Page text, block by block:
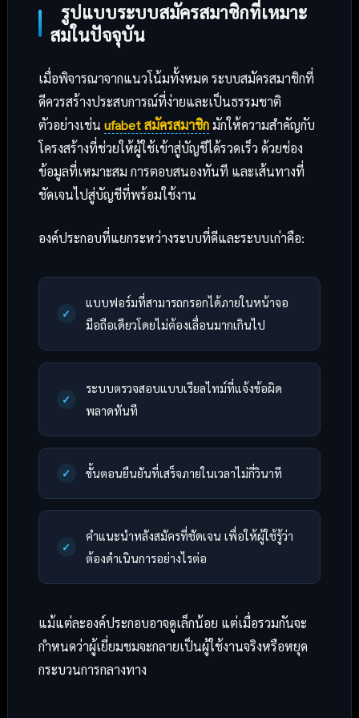
รูปแบบระบบสมัครสมาชิกที่เหมาะ
สมในปัจจุบัน
เมื่อพิจารณาจากแนวโน้มทั้งหมด ระบบสมัครสมาชิกที่
ดีควรสร้างประสบการณ์ที่ง่ายและเป็นธรรมชาติ
ตัวอย่างเช่นufabet สมัครสมาชิกมักให้ความสำคัญกับ
โครงสร้างที่ช่วยให้ผู้ใช้เข้าสู่บัญชีได้รวดเร็ว ด้วยช่อง
ข้อมูลที่เหมาะสม การตอบสนองทันที และเส้นทางที่
ชัดเจนไปสู่บัญชีที่พร้อมใช้งาน
องค์ประกอบที่แยกระหว่างระบบที่ดีและระบบเก่าคือ:
แบบฟอร์มที่สามารถกรอกได้ภายในหน้าจอ
มือถือเดียวโดยไม่ต้องเลื่อนมากเกินไป
ระบบตรวจสอบแบบเรียลไทม์ที่แจ้งข้อผิด
พลาดทันที
ขั้นตอนยืนยันที่เสร็จภายในเวลาไม่กี่วินาที
คำแนะนำหลังสมัครที่ชัดเจน เพื่อให้ผู้ใช้รู้ว่า
ต้องดำเนินการอย่างไรต่อ
แม้แต่ละองค์ประกอบอาจดูเล็กน้อย แต่เมื่อรวมกันจะ
กำหนดว่าผู้เยี่ยมชมจะกลายเป็นผู้ใช้งานจริงหรือหยุด
กระบวนการกลางทาง